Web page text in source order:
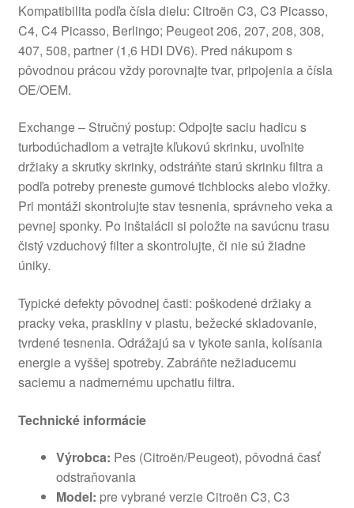
Kompatibilita podľa čísla dielu: Citroën C3, C3 Picasso,
C4, C4 Picasso, Berlingo; Peugeot 206, 207, 208, 308,
407, 508, partner (1,6 HDI DV6). Pred nákupom s
pôvodnou prácou vždy porovnajte tvar, pripojenia a čísla
OE/OEM.
Exchange – Stručný postup: Odpojte saciu hadicu s
turbodúchadlom a vetrajte kľukovú skrinku, uvoľnite
držiaky a skrutky skrinky, odstráňte starú skrinku filtra a
podľa potreby preneste gumové tichblocks alebo vložky.
Pri montáži skontrolujte stav tesnenia, správneho veka a
pevnej sponky. Po inštalácii si položte na savúcnu trasu
čistý vzduchový filter a skontrolujte, či nie sú žiadne
úniky.
Typické defekty pôvodnej časti: poškodené držiaky a
pracky veka, praskliny v plastu, bežecké skladovanie,
tvrdené tesnenia. Odrážajú sa v tykote sania, kolísania
energie a vyššej spotreby. Zabráňte nežiaducemu
saciemu a nadmernému upchatiu filtra.
Technické informácie
Výrobca: Pes (Citroën/Peugeot), pôvodná časť
odstraňovania
Model: pre vybrané verzie Citroën C3, C3